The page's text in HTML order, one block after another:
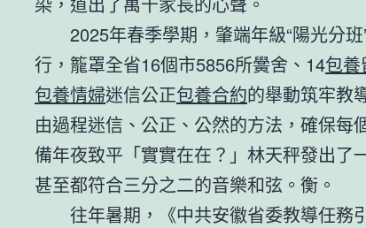
2025年春季學期，肇端年級“陽光分
行，籠罩全省16個市5856所黌舍、14包養
包養情婦迷信公正包養合約的舉動筑牢教
由過程迷信、公正、公然的方法，確保每
備年夜致平「實實在在？」林天秤發出了
甚至都符合三分之二的音樂和弦。衡。
往年暑期，《中共安徽省委教導任務